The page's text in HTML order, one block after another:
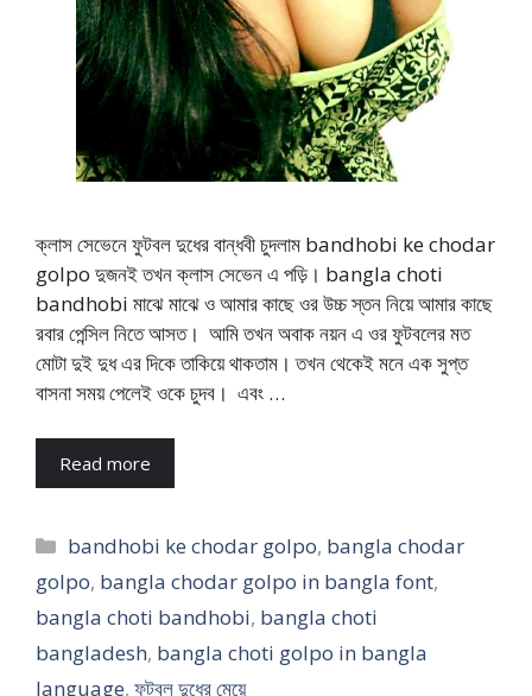
ক্লাস সেভেনে ফুটবল দুধের বান্ধবী চুদলাম bandhobi ke chodar
golpo দুজনই তখন ক্লাস সেভেন এ পড়ি। bangla choti
bandhobi মাঝে মাঝে ও আমার কাছে ওর উচ্চ স্তন নিয়ে আমার কাছে
রবার পেন্সিল নিতে আসত। আমি তখন অবাক নয়ন এ ওর ফুটবলের মত
মোটা দুই দুধ এর দিকে তাকিয়ে থাকতাম। তখন থেকেই মনে এক সুপ্ত
বাসনা সময় পেলেই ওকে চুদব। এবং …
Read more
Categories
bandhobi ke chodar golpo, bangla chodar
golpo, bangla chodar golpo in bangla font,
bangla choti bandhobi, bangla choti
bangladesh, bangla choti golpo in bangla
language, ফুটবল দুধের মেয়ে